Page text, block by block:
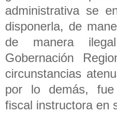
administrativa se
disponerla, de
de manera
Gobernación
circunstancias
por lo demás,
fiscal instructora en